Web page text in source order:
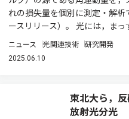
れの損失量を個別に測定・解
ースリリース）。 光には，ま
ニュース 光関連技術 研究開発
2025.06.10
東北大ら，
放射光分光